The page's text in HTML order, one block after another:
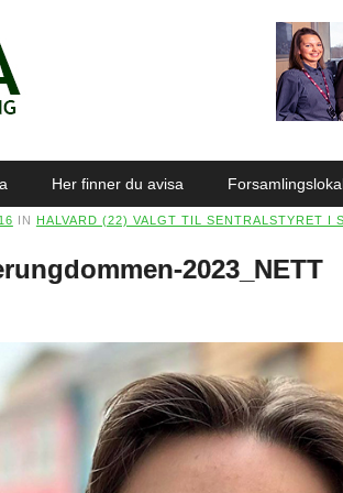
Her finner du avisa
IN HALVARD (22) VALGT TIL SENTRALSTYRET I
2023_NETT